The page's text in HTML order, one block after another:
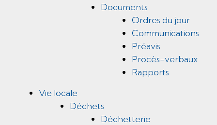
Documents
Ordres du jour
Communications
Préavis
Procès-verbaux
Rapports
Vie locale
Déchets
Déchetterie